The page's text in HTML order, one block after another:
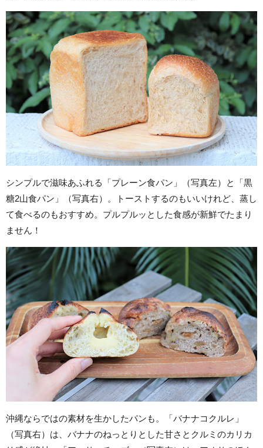
シンプルで滋味あふれる「プレーン食パン」（写真左）と「黒
糖2山食パン」（写真右）。トーストするのもいいけれど、蒸し
て食べるのもおすすめ。プルプルッとした食感が新鮮でたまり
ません！
沖縄ならではの素材を生かしたパンも。「バナナコクルレ」
（写真右）は、バナナのねっとりとした甘さとクルミのカリカ